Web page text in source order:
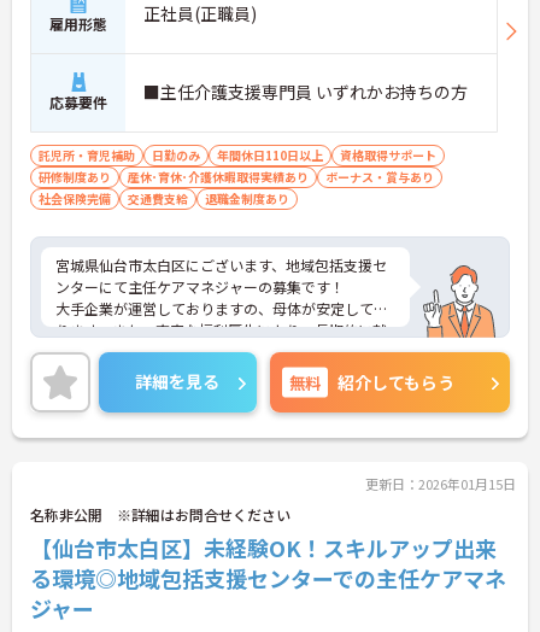
雇用形態 正社員(正職員)
応募要件 ■主任介護支援専門員 いずれかお持ちの方
託児所・育児補助 日勤のみ 年間休日110日以上
資格取得サポート
研修制度あり
産休･育休･介護休暇取得実績あり
ボーナス・賞与あり
社会保険完備
交通費支給 退職金制度あり
宮城県仙台市太白区にございます、地域包括支援セ
ンターにて主任ケアマネジャーの募集です！
大手企業が運営しておりますの、母体が安定してお
ります。また、充実な福利厚生により、長期的に就
業しやすい環境です♪
ご興味のある方は、マイナビ介護職までお問い合わ
せください。
詳細を見る 無料 紹介してもらう
更新日：2026年01月15日
名称非公開 ※詳細はお問合せください
【仙台市太白区】未経験OK！スキルアップ出来
る環境◎地域包括支援センターでの主任ケアマネ
ジャー